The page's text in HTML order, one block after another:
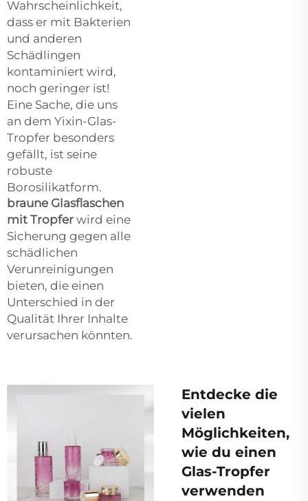
Wahrscheinlichkeit,
dass er mit Bakterien
und anderen
Schädlingen
kontaminiert wird,
noch geringer ist!
Eine Sache, die uns
an dem Yixin-Glas-
Tropfer besonders
gefällt, ist seine
robuste
Borosilikatform.
braune Glasflaschen
mit Tropfer wird eine
Sicherung gegen alle
schädlichen
Verunreinigungen
bieten, die einen
Unterschied in der
Qualität Ihrer Inhalte
verursachen könnten.
Entdecke die
vielen
Möglichkeiten,
wie du einen
Glas-Tropfer
verwenden